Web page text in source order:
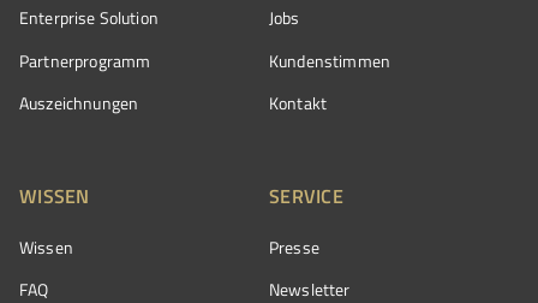
Enterprise Solution
Partnerprogramm
Auszeichnungen
Jobs
Kundenstimmen
Kontakt
WISSEN
Wissen
FAQ
SERVICE
Presse
Newsletter